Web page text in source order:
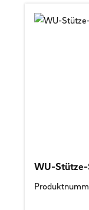
WU-